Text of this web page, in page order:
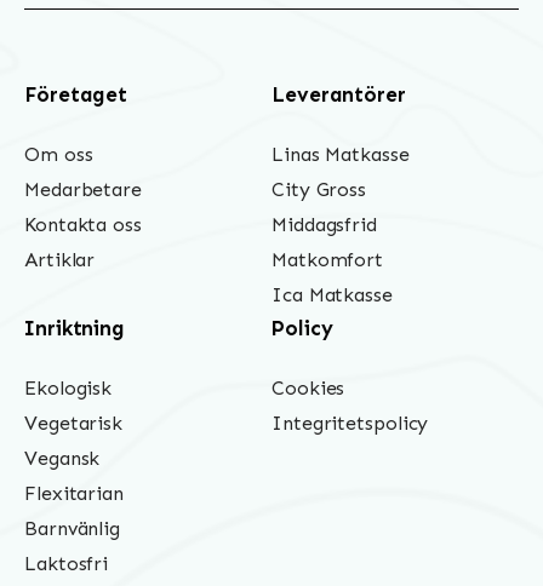
Företaget
Om oss
Medarbetare
Kontakta oss
Artiklar
Leverantörer
Linas Matkasse
City Gross
Middagsfrid
Matkomfort
Ica Matkasse
Inriktning
Ekologisk
Vegetarisk
Vegansk
Flexitarian
Barnvänlig
Laktosfri
Policy
Cookies
Integritetspolicy